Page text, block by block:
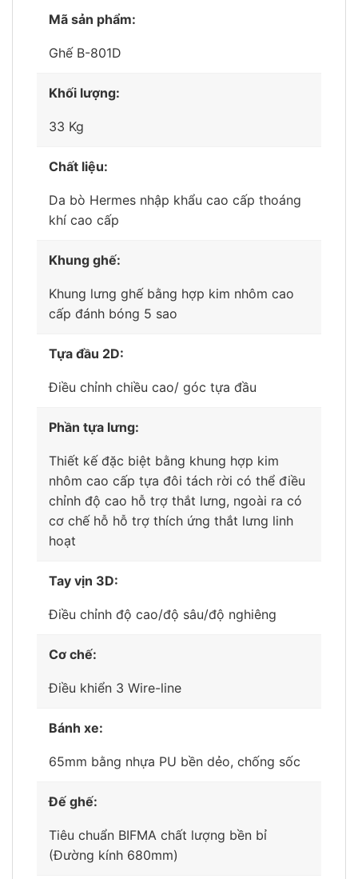
Mã sản phẩm:
Ghế B-801D
Khối lượng:
33 Kg
Chất liệu:
Da bò Hermes nhập khẩu cao cấp thoáng
khí cao cấp
Khung ghế:
Khung lưng ghế bằng hợp kim nhôm cao
cấp đánh bóng 5 sao
Tựa đầu 2D:
Điều chỉnh chiều cao/ góc tựa đầu
Phần tựa lưng:
Thiết kế đặc biệt bằng khung hợp kim
nhôm cao cấp tựa đôi tách rời có thể điều
chỉnh độ cao hỗ trợ thắt lưng, ngoài ra có
cơ chế hỗ hỗ trợ thích ứng thắt lưng linh
hoạt
Tay vịn 3D:
Điều chỉnh độ cao/độ sâu/độ nghiêng
Cơ chế:
Điều khiển 3 Wire-line
Bánh xe:
65mm bằng nhựa PU bền dẻo, chống sốc
Đế ghế:
Tiêu chuẩn BIFMA chất lượng bền bỉ
(Đường kính 680mm)